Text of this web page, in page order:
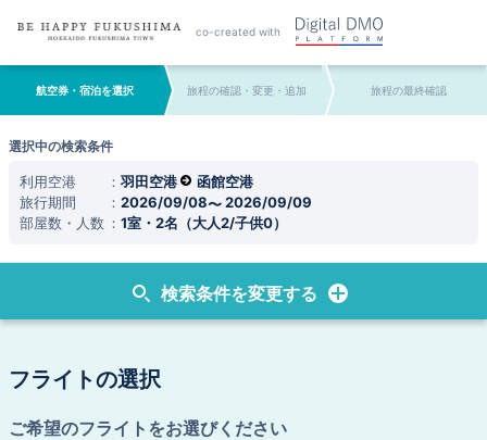
co-created with
航空券・宿泊を選択 旅程の確認・変更・追加 旅程の最終確認
選択中の検索条件
利用空港 羽田空港
函館空港
旅行期間
2026/09/08
2026/09/09
部屋数・人数
1室・2名（大人2/子供0）
検索条件を変更する
フライトの選択
ご希望のフライトをお選びください